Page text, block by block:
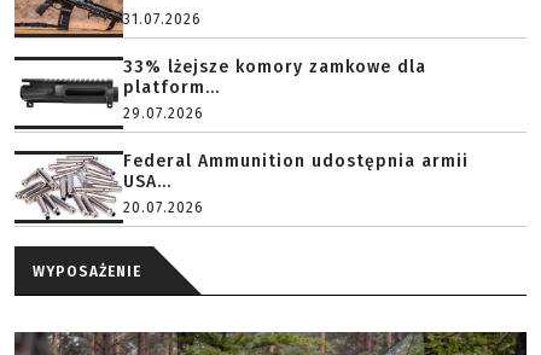
31.07.2026
33% lżejsze komory zamkowe dla
platform...
29.07.2026
Federal Ammunition udostępnia armii
USA...
20.07.2026
WYPOSAŻENIE